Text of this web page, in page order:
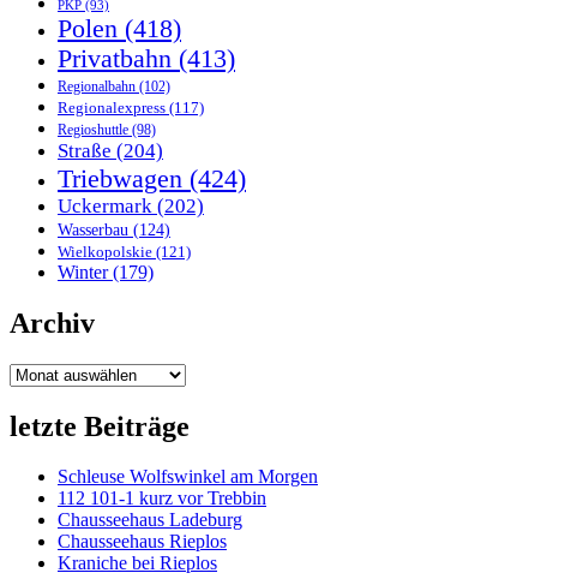
PKP (93)
Polen (418)
Privatbahn (413)
Regionalbahn (102)
Regionalexpress (117)
Regioshuttle (98)
Straße (204)
Triebwagen (424)
Uckermark (202)
Wasserbau (124)
Wielkopolskie (121)
Winter(179)
Archiv
Archiv
letzte Beiträge
Schleuse Wolfswinkel am Morgen
112 101-1 kurz vor Trebbin
Chausseehaus Ladeburg
Chausseehaus Rieplos
Kraniche bei Rieplos